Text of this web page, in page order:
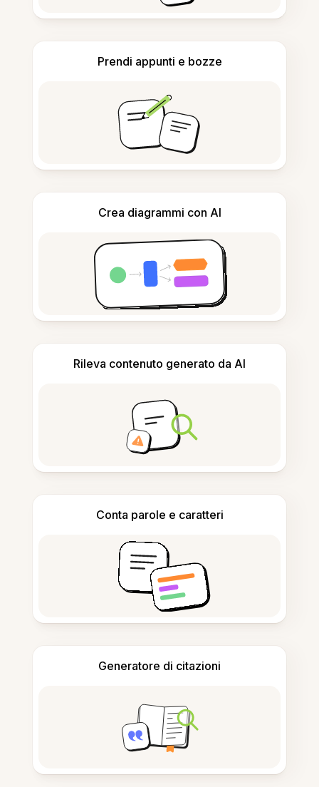
Prendi appunti e bozze
Crea diagrammi con AI
Rileva contenuto generato da AI
Conta parole e caratteri
Generatore di citazioni